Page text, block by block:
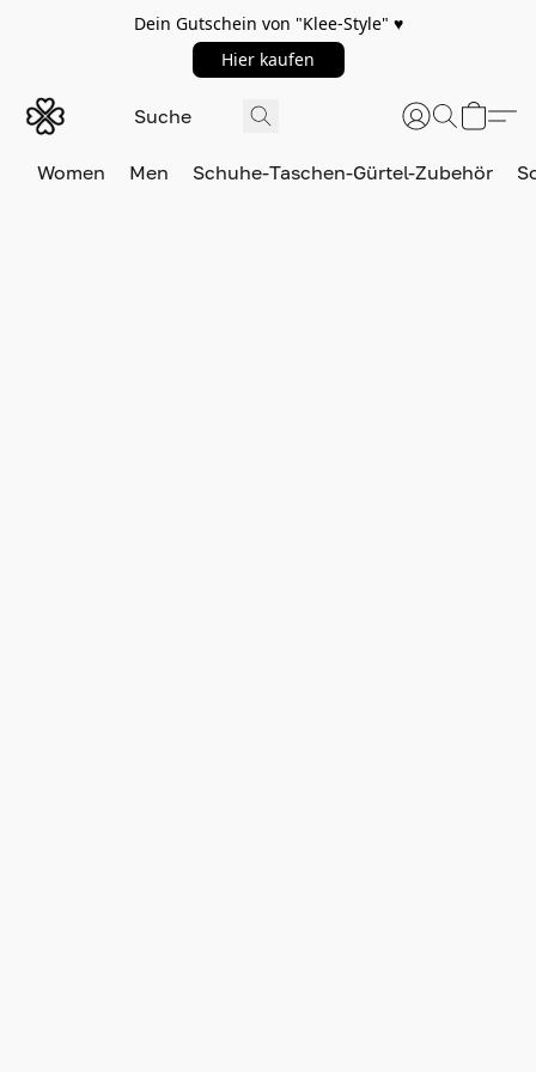
Dein Gutschein von "Klee-Style" ♥️
Hier kaufen
Women Men Schuhe-Taschen-Gürtel-Zubehör